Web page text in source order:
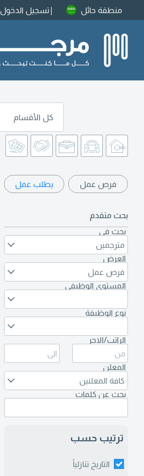
منطقة حائل تسجيل الدخول
كل الأقسام
فرص عمل يطلب عمل
بحث متقدم
بحث في
مترجمين
العرض
فرص عمل
المستوى الوظيفي
نوع الوظيفة
الراتب/الاجر
المعلن
كافة المعلنين
بحث عن كلمات
ترتيب حسب
التاريخ تنازلياً